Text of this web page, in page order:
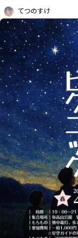
てつのすけ